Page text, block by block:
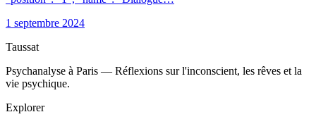
1 septembre 2024
Taussat
Psychanalyse à Paris — Réflexions sur l'inconscient, les rêves et la
vie psychique.
Explorer